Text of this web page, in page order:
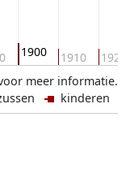
1900 1910 1920
meer informatie.
kinderen